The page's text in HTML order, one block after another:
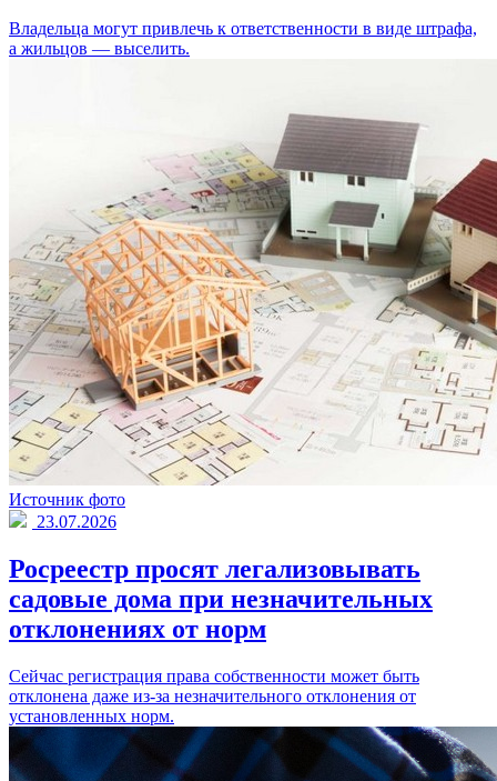
Владельца могут привлечь к ответственности в виде штрафа,
а жильцов — выселить.
Источник фото
23.07.2026
Росреестр просят легализовывать
садовые дома при незначительных
отклонениях от норм
Сейчас регистрация права собственности может быть
отклонена даже из-за незначительного отклонения от
установленных норм.